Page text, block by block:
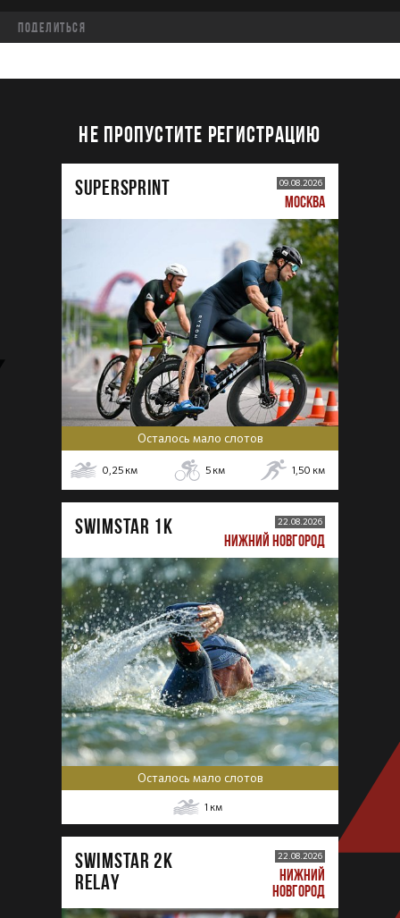
Поделиться
НЕ ПРОПУСТИТЕ РЕГИСТРАЦИЮ
SUPERSPRINT 09.08.2026
МОСКВА
Осталось мало слотов
0,25 км 5 км 1,50 км
SWIMSTAR 1K 22.08.2026
НИЖНИЙ НОВГОРОД
Осталось мало слотов
1 км
SWIMSTAR 2K
RELAY
22.08.2026
НИЖНИЙ
НОВГОРОД